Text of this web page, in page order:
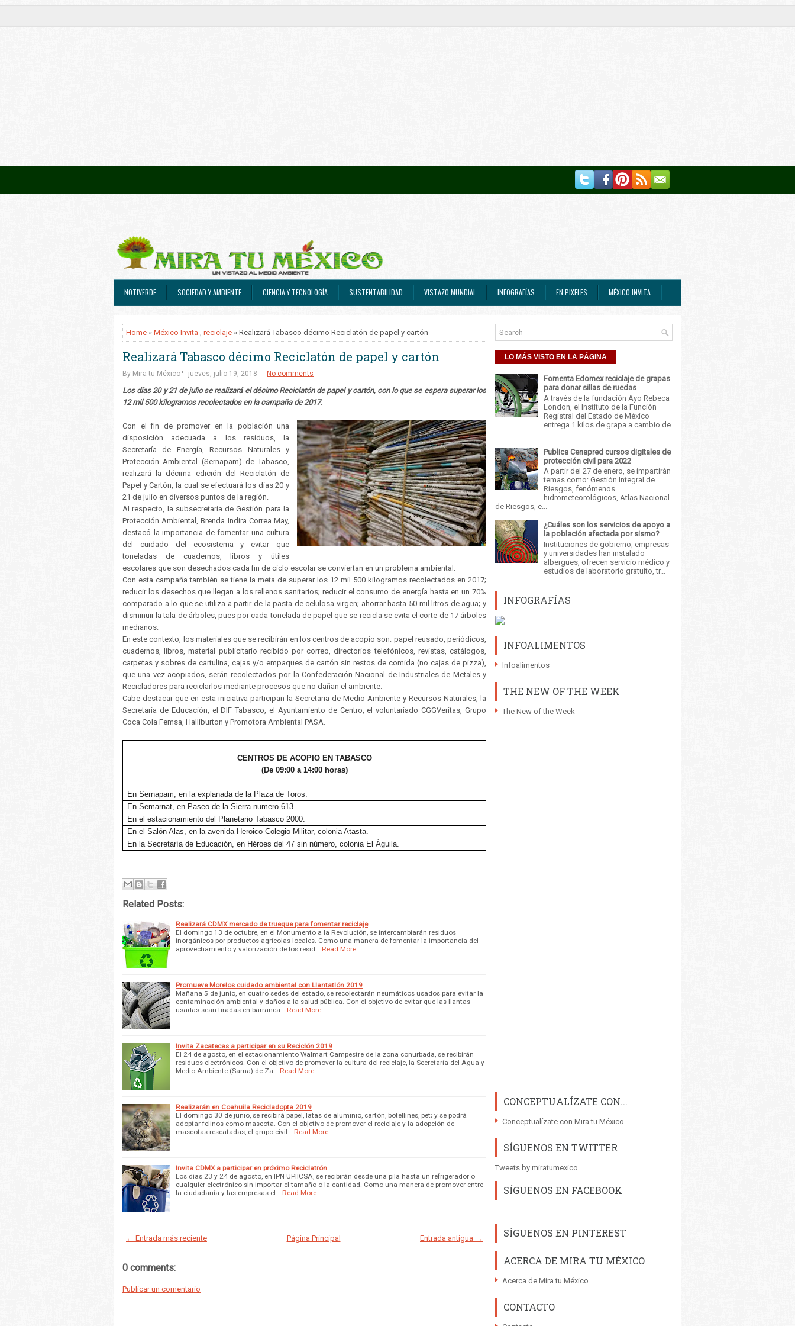
NOTIVERDE SOCIEDAD Y AMBIENTE CIENCIA Y TECNOLOGÍA SUSTENTABILIDAD VISTAZO MUNDIAL INFOGRAFÍAS EN PIXELES MÉXICO INVITA
Home » México Invita , reciclaje » Realizará Tabasco décimo Reciclatón de papel y cartón
Realizará Tabasco décimo Reciclatón de papel y cartón
By Mira tu México jueves, julio 19, 2018 No comments
Los días 20 y 21 de julio se realizará el décimo Reciclatón de papel y cartón, con lo que se espera superar los
12 mil 500 kilogramos recolectados en la campaña de 2017.
Con el fin de promover en la población una
disposición adecuada a los residuos, la
Secretaría de Energía, Recursos Naturales y
Protección Ambiental (Sernapam) de Tabasco,
realizará la décima edición del Reciclatón de
Papel y Cartón, la cual se efectuará los días 20 y
21 de julio en diversos puntos de la región.
Al respecto, la subsecretaria de Gestión para la
Protección Ambiental, Brenda Indira Correa May,
destacó la importancia de fomentar una cultura
del cuidado del ecosistema y evitar que
toneladas de cuadernos, libros y útiles
escolares que son desechados cada fin de ciclo escolar se conviertan en un problema ambiental.
Con esta campaña también se tiene la meta de superar los 12 mil 500 kilogramos recolectados en 2017;
reducir los desechos que llegan a los rellenos sanitarios; reducir el consumo de energía hasta en un 70%
comparado a lo que se utiliza a partir de la pasta de celulosa virgen; ahorrar hasta 50 mil litros de agua; y
disminuir la tala de árboles, pues por cada tonelada de papel que se recicla se evita el corte de 17 árboles
medianos.
En este contexto, los materiales que se recibirán en los centros de acopio son: papel reusado, periódicos,
cuadernos, libros, material publicitario recibido por correo, directorios telefónicos, revistas, catálogos,
carpetas y sobres de cartulina, cajas y/o empaques de cartón sin restos de comida (no cajas de pizza),
que una vez acopiados, serán recolectados por la Confederación Nacional de Industriales de Metales y
Recicladores para reciclarlos mediante procesos que no dañan el ambiente.
Cabe destacar que en esta iniciativa participan la Secretaria de Medio Ambiente y Recursos Naturales, la
Secretaría de Educación, el DIF Tabasco, el Ayuntamiento de Centro, el voluntariado CGGVeritas, Grupo
Coca Cola Femsa, Halliburton y Promotora Ambiental PASA.
CENTROS DE ACOPIO EN TABASCO
(De 09:00 a 14:00 horas)
En Sernapam, en la explanada de la Plaza de Toros.
En Semarnat, en Paseo de la Sierra numero 613.
En el estacionamiento del Planetario Tabasco 2000.
En el Salón Alas, en la avenida Heroico Colegio Militar, colonia Atasta.
En la Secretaría de Educación, en Héroes del 47 sin número, colonia El Águila.
Related Posts:
Realizará CDMX mercado de trueque para fomentar reciclaje
El domingo 13 de octubre, en el Monumento a la Revolución, se intercambiarán residuos
inorgánicos por productos agrícolas locales. Como una manera de fomentar la importancia del
aprovechamiento y valorización de los resid…
Read More
Promueve Morelos cuidado ambiental con Llantatlón 2019
Mañana 5 de junio, en cuatro sedes del estado, se recolectarán neumáticos usados para evitar la
contaminación ambiental y daños a la salud pública. Con el objetivo de evitar que las llantas
usadas sean tiradas en barranca…
Read More
Invita Zacatecas a participar en su Reciclón 2019
El 24 de agosto, en el estacionamiento Walmart Campestre de la zona conurbada, se recibirán
residuos electrónicos. Con el objetivo de promover la cultura del reciclaje, la Secretaría del Agua y
Medio Ambiente (Sama) de Za…
Read More
Realizarán en Coahuila Recicladopta 2019
El domingo 30 de junio, se recibirá papel, latas de aluminio, cartón, botellines, pet; y se podrá
adoptar felinos como mascota. Con el objetivo de promover el reciclaje y la adopción de
mascotas rescatadas, el grupo civil…
Read More
Invita CDMX a participar en próximo Reciclatrón
Los días 23 y 24 de agosto, en IPN UPIICSA, se recibirán desde una pila hasta un refrigerador o
cualquier electrónico sin importar el tamaño o la cantidad. Como una manera de promover entre
la ciudadanía y las empresas el…
Read More
← Entrada más reciente Entrada antigua →
Página Principal
0 comments:
Publicar un comentario
LO MÁS VISTO EN LA PÁGINA
Fomenta Edomex reciclaje de grapas
para donar sillas de ruedas
A través de la fundación Ayo Rebeca
London, el Instituto de la Función
Registral del Estado de México
entrega 1 kilos de grapa a cambio de
Publica Cenapred cursos digitales de
protección civil para 2022
A partir del 27 de enero, se impartirán
temas como: Gestión Integral de
Riesgos, fenómenos
hidrometeorológicos, Atlas Nacional
de Riesgos, e...
¿Cuáles son los servicios de apoyo a
la población afectada por sismo?
Instituciones de gobierno, empresas
y universidades han instalado
albergues, ofrecen servicio médico y
estudios de laboratorio gratuito, tr...
INFOGRAFÍAS
INFOALIMENTOS
Infoalimentos
THE NEW OF THE WEEK
The New of the Week
CONCEPTUALÍZATE CON...
Conceptualízate con Mira tu México
SÍGUENOS EN TWITTER
Tweets by miratumexico
SÍGUENOS EN FACEBOOK
SÍGUENOS EN PINTEREST
ACERCA DE MIRA TU MÉXICO
Acerca de Mira tu México
CONTACTO